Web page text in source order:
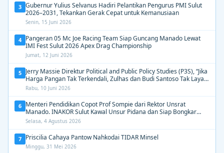
3 Gubernur Yulius Selvanus Hadiri Pelantikan Pengurus PMI Sulut
2026–2031, Tekankan Gerak Cepat untuk Kemanusiaan
Senin, 15 Juni 2026
4 Pangeran 05 Mc Joe Racing Team Siap Guncang Manado Lewat
IMI Fest Sulut 2026 Apex Drag Championship
Jumat, 12 Juni 2026
5 Jerry Massie Direktur Political and Public Policy Studies (P3S), “Jika
Harga Pangan Tak Terkendali, Zulhas dan Budi Santoso Tak Layak
Dipertahankan”
Rabu, 10 Juni 2026
6 Menteri Pendidikan Copot Prof Sompie dari Rektor Unsrat
Manado. INAKOR Sulut Kawal Unsur Pidana dan Siap Bongkar
Aroma Busuk di Suksesi Rektor
Selasa, 4 Agustus 2026
7 Priscilia Cahaya Pantow Nahkodai TIDAR Minsel
Minggu, 31 Mei 2026